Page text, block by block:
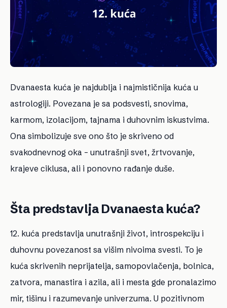
Dvanaesta kuća je najdublja i najmističnija kuća u
astrologiji. Povezana je sa podsvesti, snovima,
karmom, izolacijom, tajnama i duhovnim iskustvima.
Ona simbolizuje sve ono što je skriveno od
svakodnevnog oka – unutrašnji svet, žrtvovanje,
krajeve ciklusa, ali i ponovno rađanje duše.
Šta predstavlja Dvanaesta kuća?
12. kuća predstavlja unutrašnji život, introspekciju i
duhovnu povezanost sa višim nivoima svesti. To je
kuća skrivenih neprijatelja, samopovlačenja, bolnica,
zatvora, manastira i azila, ali i mesta gde pronalazimo
mir, tišinu i razumevanje univerzuma. U pozitivnom